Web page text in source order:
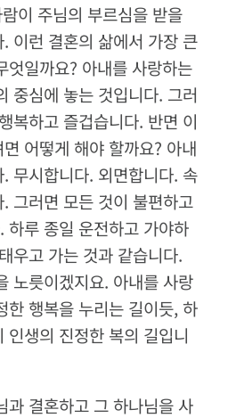
이 주님의 부르심을 받을
. 이런 결혼의 삶에서 가장 큰
엇일까요? 아내를 사랑하는
중심에 놓는 것입니다. 그러
복하고 즐겁습니다. 반면 이
어떻게 해야 할까요? 아내
. 무시합니다. 외면합니다. 속
. 그러면 모든 것이 불편하고
. 하루 종일 운전하고 가야하
우고 가는 것과 같습니다.
노릇이겠지요. 아내를 사랑
한 행복을 누리는 길이듯, 하
인생의 진정한 복의 길입니
과 결혼하고 그 하나님을 사